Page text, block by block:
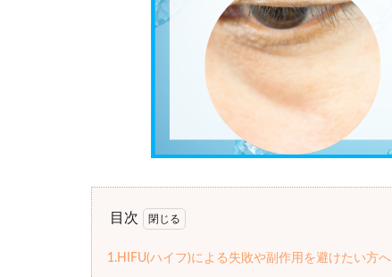
目次
1.HIFU(ハイフ)による失敗や副作用を避けたい方へ